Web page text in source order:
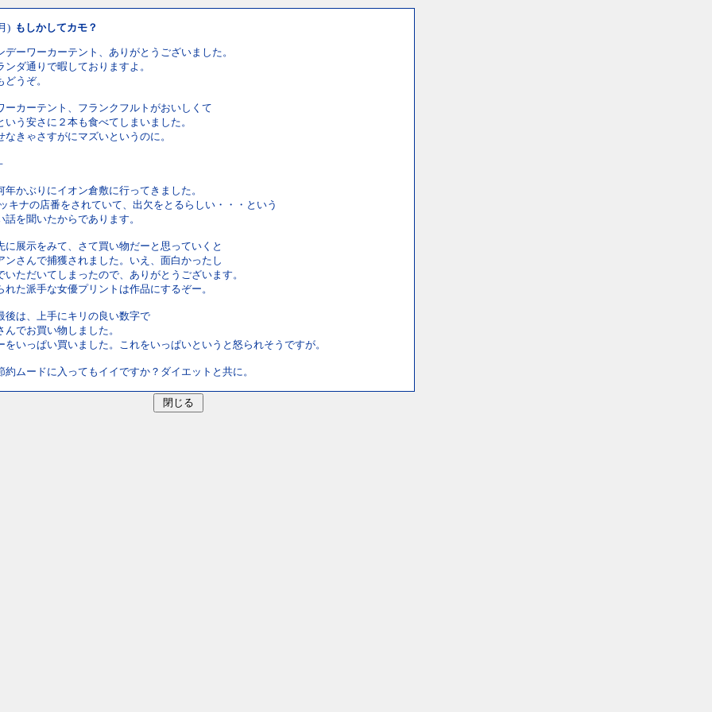
) もしかしてカモ？
デーワーカーテント、ありがとうございました。
ンダ通りで暇しておりますよ。
うぞ。
ーカーテント、フランクフルトがおいしくて
いう安さに２本も食べてしまいました。
なきゃさすがにマズいというのに。
年かぶりにイオン倉敷に行ってきました。
キナの店番をされていて、出欠をとるらしい・・・という
話を聞いたからであります。
に展示をみて、さて買い物だーと思っていくと
ンさんで捕獲されました。いえ、面白かったし
いただいてしまったので、ありがとうございます。
れた派手な女優プリントは作品にするぞー。
後は、上手にキリの良い数字で
んでお買い物しました。
をいっぱい買いました。これをいっぱいというと怒られそうですが。
約ムードに入ってもイイですか？ダイエットと共に。